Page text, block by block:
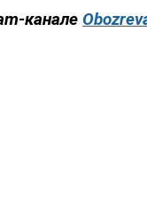
канале